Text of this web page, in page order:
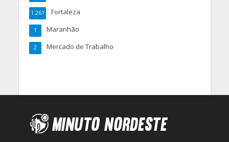
Fortaleza
1.261
Maranhão
1
Mercado de Trabalho
2